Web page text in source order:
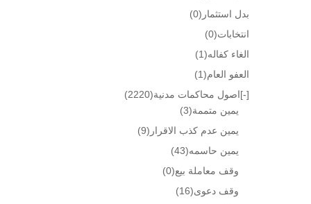
بدل استثمار (0)
انتخابات(0)
الغاء كفاله(1)
العفو العام(1)
[-]اصول محاكمات مدنية(2220)
يمين متممة(3)
يمين عدم كذب الاقرار (9)
يمين حاسمه(43)
وقف معاملة بيع(0)
وقف دعوى(16)